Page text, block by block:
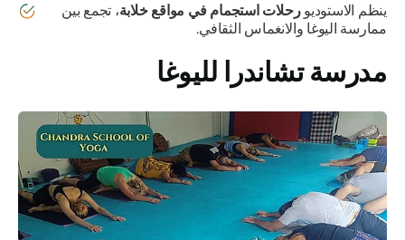
ينظم الاستوديورحلات استجمام في مواقع خلابة، تجمع بين
ممارسة اليوغا والانغماس الثقافي.
مدرسة تشاندرا لليوغا